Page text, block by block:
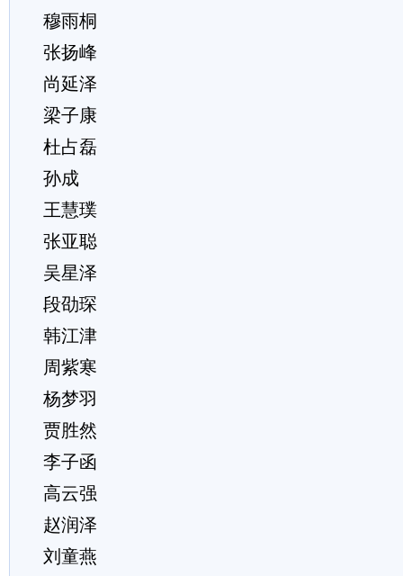
穆雨桐
张扬峰
尚延泽
梁子康
杜占磊
孙成
王慧璞
张亚聪
吴星泽
段劭琛
韩江津
周紫寒
杨梦羽
贾胜然
李子函
高云强
赵润泽
刘童燕